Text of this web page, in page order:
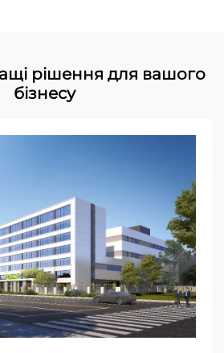
рішення для вашого
бізнесу